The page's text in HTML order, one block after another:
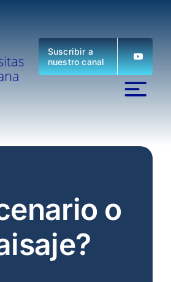
Suscribir a
nuestro canal
o